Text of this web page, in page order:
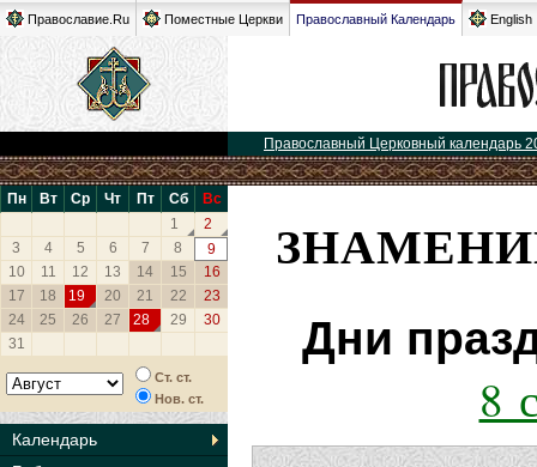
Православие.Ru Поместные Церкви Православный Календарь English
Православный Церковный календарь
Пн Вт Ср Чт Пт Сб
Вс
1
2
3
4 5 6 7 8
9
10
11 12 13 14 15
16
17
18 19 20 21 22
23
24
25 26 27 28 29
30
31
Ст. ст.
Нов. ст.
Календарь
Дни
8